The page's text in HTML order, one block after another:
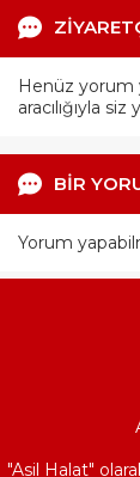
Henüz yorum
aracılığıyla
BİR
Yorum
"Asil Halat"